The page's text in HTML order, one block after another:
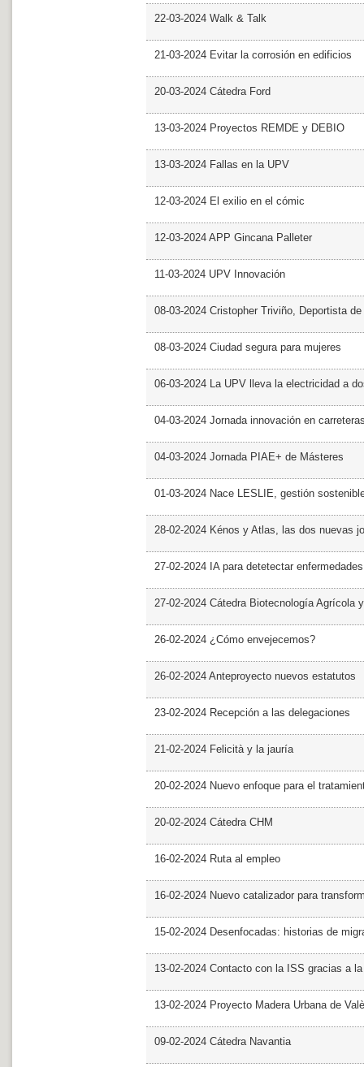
22-03-2024 Walk & Talk
21-03-2024 Evitar la corrosión en edificios
20-03-2024 Cátedra Ford
13-03-2024 Proyectos REMDE y DEBIO
13-03-2024 Fallas en la UPV
12-03-2024 El exilio en el cómic
12-03-2024 APP Gincana Palleter
11-03-2024 UPV Innovación
08-03-2024 Cristopher Triviño, Deportista
08-03-2024 Ciudad segura para mujeres
06-03-2024 La UPV lleva la electricidad a
04-03-2024 Jornada innovación en
04-03-2024 Jornada PIAE+ de Másteres
01-03-2024 Nace LESLIE, gestión
28-02-2024 Kénos y Atlas, las dos nuevas
27-02-2024 IA para detetectar
27-02-2024 Cátedra Biotecnología Agrícola
26-02-2024 ¿Cómo envejecemos?
26-02-2024 Anteproyecto nuevos estatutos
23-02-2024 Recepción a las delegaciones
21-02-2024 Felicità y la jauría
20-02-2024 Nuevo enfoque para el
20-02-2024 Cátedra CHM
16-02-2024 Ruta al empleo
16-02-2024 Nuevo catalizador para
15-02-2024 Desenfocadas: historias de
13-02-2024 Contacto con la ISS gracias a
13-02-2024 Proyecto Madera Urbana de
09-02-2024 Cátedra Navantia